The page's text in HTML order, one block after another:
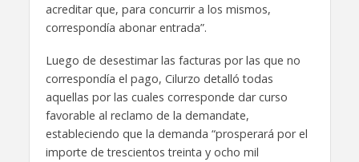
acreditar que, para concurrir a los mismos,
correspondía abonar entrada”.
Luego de desestimar las facturas por las que no
correspondía el pago, Cilurzo detalló todas
aquellas por las cuales corresponde dar curso
favorable al reclamo de la demandate,
estableciendo que la demanda “prosperará por el
importe de trescientos treinta y ocho mil